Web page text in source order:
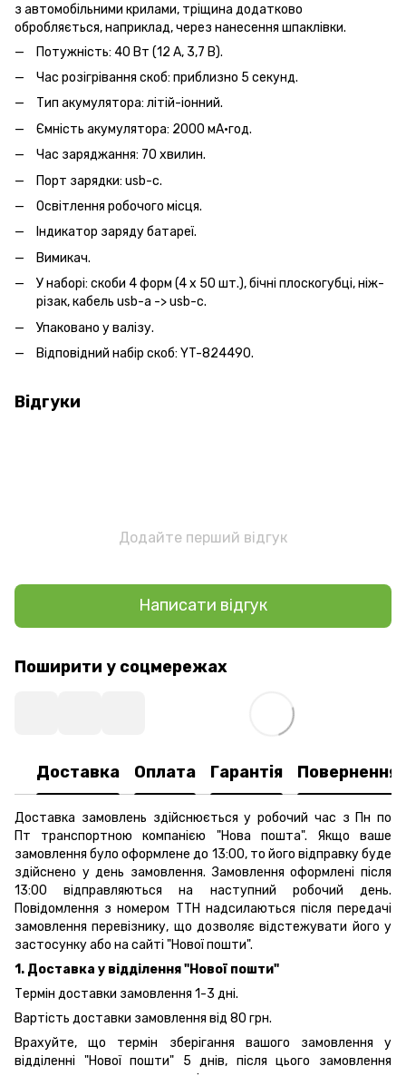
з автомобільними крилами, тріщина додатково
обробляється, наприклад, через нанесення шпаклівки.
Потужність: 40 Вт (12 А, 3,7 В).
Час розігрівання скоб: приблизно 5 секунд.
Тип акумулятора: літій-іонний.
Ємність акумулятора: 2000 мА·год.
Час заряджання: 70 хвилин.
Порт зарядки: usb-c.
Освітлення робочого місця.
Індикатор заряду батареї.
Вимикач.
У наборі: скоби 4 форм (4 x 50 шт.), бічні плоскогубці, ніж-
різак, кабель usb-a -> usb-c.
Упаковано у валізу.
Відповідний набір скоб: YT-824490.
Відгуки
Додайте перший відгук
Написати відгук
Поширити у соцмережах
Доставка Оплата Гарантія Повернення
Доставка замовлень здійснюється у робочий час з Пн по
Пт транспортною компанією "Нова пошта". Якщо ваше
замовлення було оформлене до 13:00, то його відправку буде
здійснено у день замовлення. Замовлення оформлені після
13:00 відправляються на наступний робочий день.
Повідомлення з номером ТТН надсилаються після передачі
замовлення перевізнику, що дозволяє відстежувати його у
застосунку або на сайті "Нової пошти".
1. Доставка у відділення "Нової пошти"
Термін доставки замовлення 1-3 дні.
Вартість доставки замовлення від 80 грн.
Врахуйте, що термін зберігання вашого замовлення у
відділенні "Нової пошти" 5 днів, після цього замовлення